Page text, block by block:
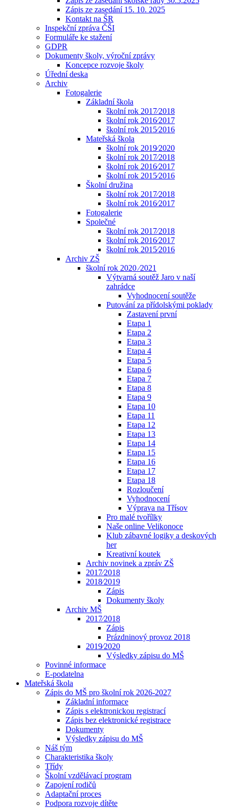
Zápis ze zasedání 15. 10. 2025
Kontakt na ŠR
Inspekční zpráva ČŠI
Formuláře ke stažení
GDPR
Dokumenty školy, výroční zprávy
Koncepce rozvoje školy
Úřední deska
Archiv
Fotogalerie
Základní škola
školní rok 2017⁄2018
školní rok 2016⁄2017
školní rok 2015⁄2016
Mateřská škola
školní rok 2019⁄2020
školní rok 2017⁄2018
školní rok 2016⁄2017
školní rok 2015⁄2016
Školní družina
školní rok 2017⁄2018
školní rok 2016⁄2017
Fotogalerie
Společné
školní rok 2017⁄2018
školní rok 2016⁄2017
školní rok 2015⁄2016
Archiv ZŠ
školní rok 2020 ⁄2021
Výtvarná soutěž Jaro v naší
zahrádce
Vyhodnocení soutěže
Putování za přídolskými poklady
Zastavení první
Etapa 1
Etapa 2
Etapa 3
Etapa 4
Etapa 5
Etapa 6
Etapa 7
Etapa 8
Etapa 9
Etapa 10
Etapa 11
Etapa 12
Etapa 13
Etapa 14
Etapa 15
Etapa 16
Etapa 17
Etapa 18
Rozloučení
Vyhodnocení
Výprava na Třísov
Pro malé tvořílky
Naše online Velikonoce
Klub zábavné logiky a deskových
her
Kreativní koutek
Archiv novinek a zpráv ZŠ
2017⁄2018
2018⁄2019
Zápis
Dokumenty školy
Archiv MŠ
2017⁄2018
Zápis
Prázdninový provoz 2018
2019⁄2020
Výsledky zápisu do MŠ
Povinné informace
E-podatelna
Mateřská škola
Zápis do MŠ pro školní rok 2026-2027
Základní informace
Zápis s elektronickou registrací
Zápis bez elektronické registrace
Dokumenty
Výsledky zápisu do MŠ
Náš tým
Charakteristika školy
Třídy
Školní vzdělávací program
Zapojení rodičů
Adaptační proces
Podpora rozvoje dítěte